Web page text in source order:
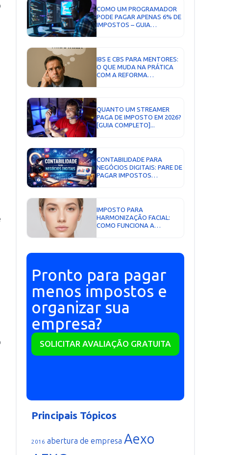
COMO UM PROGRAMADOR
PODE PAGAR APENAS 6% DE
IMPOSTOS – GUIA
IBS E CBS PARA MENTORES:
O QUE MUDA NA PRÁTICA
COM A REFORMA
QUANTO UM STREAMER
PAGA DE IMPOSTO EM 2026?
[GUIA COMPLETO]...
CONTABILIDADE PARA
NEGÓCIOS DIGITAIS: PARE DE
PAGAR IMPOSTOS
IMPOSTO PARA
HARMONIZAÇÃO FACIAL:
COMO FUNCIONA A
Pronto para pagar
menos impostos e
organizar sua
empresa?
SOLICITAR AVALIAÇÃO GRATUITA
Principais Tópicos
2016 abertura de empresa Aexo